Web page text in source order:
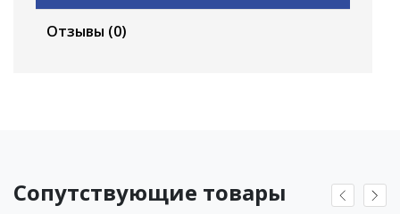
Отзывы (0)
Сопутствующие товары